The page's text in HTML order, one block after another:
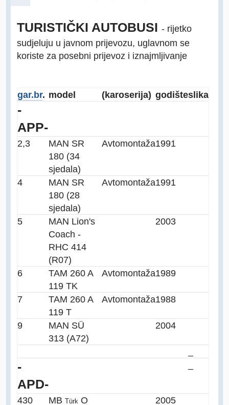
TURISTIČKI AUTOBUSI - rijetko
sudjeluju u javnom prijevozu, uglavnom se
koriste za posebni prijevoz i iznajmljivanje
gar.br. model (karoserija) godišteslika
-
APP-
2,3
MAN SR
180 (34
sjedala)
Avtomontaža1991
4
MAN SR
180 (28
sjedala)
Avtomontaža1991
5
MAN Lion's
Coach -
RHC 414
(R07)
2003
6
TAM 260 A
119 TK
Avtomontaža1989
7
TAM 260 A
119 T
Avtomontaža1988
9
MAN SÜ
313 (A72)
2004
-
APD-
430 MB Türk O 2005